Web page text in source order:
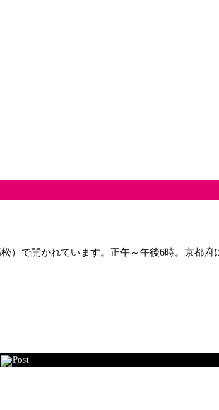
で開かれています。正午～午後6時。京都
Post